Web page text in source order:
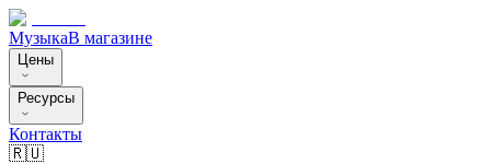
МузыкаВ магазине
Цены
Ресурсы
Контакты
🇷🇺